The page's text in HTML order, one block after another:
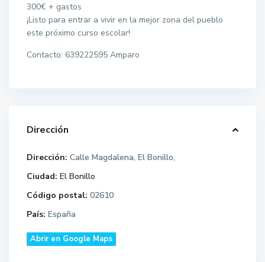
300€ + gastos
¡Listo para entrar a vivir en la mejor zona del pueblo
este próximo curso escolar!
Contacto: 639222595 Amparo
Dirección
Dirección: Calle Magdalena, El Bonillo,
Ciudad: El Bonillo
Código postal: 02610
País: España
Abrir en Google Maps